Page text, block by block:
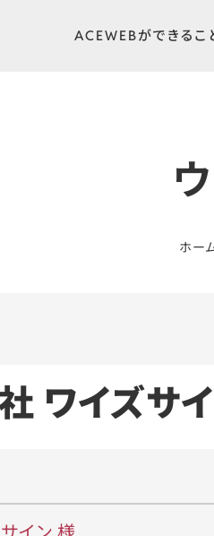
ACEWEBができるこ
ホー
ワイズサ